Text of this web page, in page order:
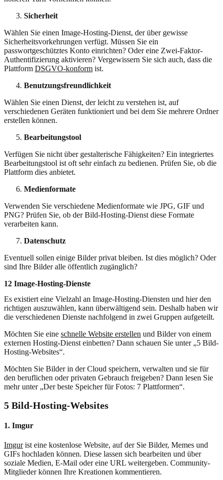
Sicherheit
Wählen Sie einen Image-Hosting-Dienst, der über gewisse
Sicherheitsvorkehrungen verfügt. Müssen Sie ein
passwortgeschütztes Konto einrichten? Oder eine Zwei-Faktor-
Authentifizierung aktivieren? Vergewissern Sie sich auch, dass die
Plattform DSGVO-konform ist.
Benutzungsfreundlichkeit
Wählen Sie einen Dienst, der leicht zu verstehen ist, auf
verschiedenen Geräten funktioniert und bei dem Sie mehrere Ordner
erstellen können.
Bearbeitungstool
Verfügen Sie nicht über gestalterische Fähigkeiten? Ein integriertes
Bearbeitungstool ist oft sehr einfach zu bedienen. Prüfen Sie, ob die
Plattform dies anbietet.
Medienformate
Verwenden Sie verschiedene Medienformate wie JPG, GIF und
PNG? Prüfen Sie, ob der Bild-Hosting-Dienst diese Formate
verarbeiten kann.
Datenschutz
Eventuell sollen einige Bilder privat bleiben. Ist dies möglich? Oder
sind Ihre Bilder alle öffentlich zugänglich?
12 Image-Hosting-Dienste
Es existiert eine Vielzahl an Image-Hosting-Diensten und hier den
richtigen auszuwählen, kann überwältigend sein. Deshalb haben wir
die verschiedenen Dienste nachfolgend in zwei Gruppen aufgeteilt.
Möchten Sie eine schnelle Website erstellen und Bilder von einem
externen Hosting-Dienst einbetten? Dann schauen Sie unter „5 Bild-
Hosting-Websites“.
Möchten Sie Bilder in der Cloud speichern, verwalten und sie für
den beruflichen oder privaten Gebrauch freigeben? Dann lesen Sie
mehr unter „Der beste Speicher für Fotos: 7 Plattformen“.
5 Bild-Hosting-Websites
1. Imgur
Imgurist eine kostenlose Website, auf der Sie Bilder, Memes und
GIFs hochladen können. Diese lassen sich bearbeiten und über
soziale Medien, E-Mail oder eine URL weitergeben. Community-
Mitglieder können Ihre Kreationen kommentieren.